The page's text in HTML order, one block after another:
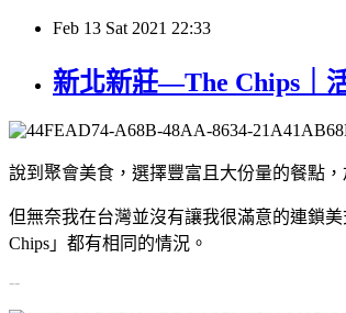
Feb 13 Sat 2021 22:33
新北新莊—The Chips｜
說到聚會美食，選擇豐富且大份量的餐點
但無奈我在台灣並沒有讓我很滿意的連鎖
Chips」都有相同的情況。
--